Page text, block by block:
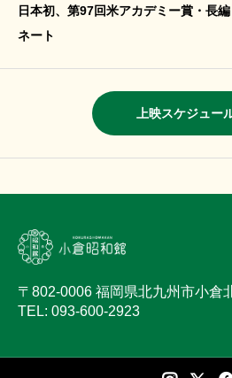
日本初、第97回米アカデミー賞・長
ネート
上映スケジュー
〒802-0006 福岡県北九州市小倉
TEL: 093-600-2923